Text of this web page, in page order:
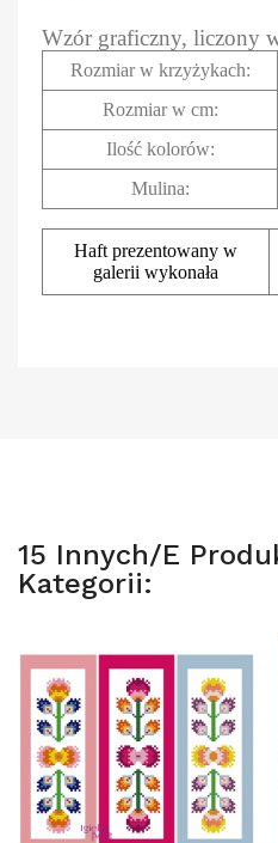
Wzór graficzny, liczony
Rozmiar w krzyżykach:
Rozmiar w cm:
Ilość kolorów:
Mulina:
Haft prezentowany w
galerii wykonała
15 Innych/e
Kategorii: